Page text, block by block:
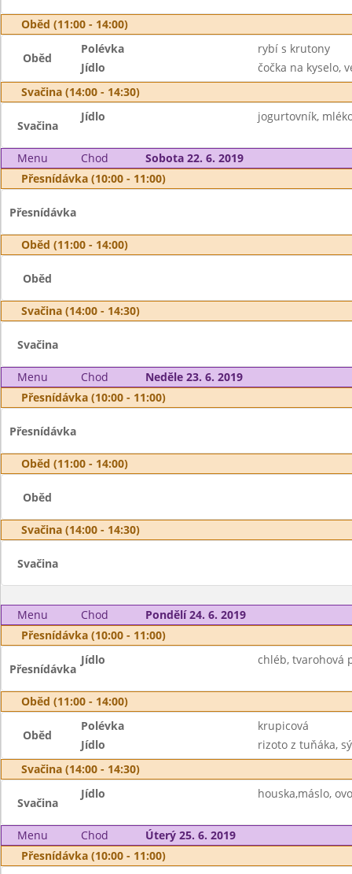
Oběd (11:00 - 14:00)
Oběd
Polévka
rybí s krutony
Jídlo
čočka na kyselo,
Svačina (14:00 - 14:30)
Svačina
Jídlo jogurtovník,
Menu Chod
Sobota 22. 6. 2019
Přesnídávka (10:00 - 11:00)
Přesnídávka
Oběd (11:00 - 14:00)
Oběd
Svačina (14:00 - 14:30)
Svačina
Menu Chod
Neděle 23. 6. 2019
Přesnídávka (10:00 - 11:00)
Přesnídávka
Oběd (11:00 - 14:00)
Oběd
Svačina (14:00 - 14:30)
Svačina
Menu Chod
Pondělí 24. 6. 2019
Přesnídávka (10:00 - 11:00)
Přesnídávka
Jídlo chléb, tvarohová
Oběd (11:00 - 14:00)
Oběd
Polévka
krupicová
Jídlo
rizoto z tuňáka,
Svačina (14:00 - 14:30)
Svačina
Jídlo houska,máslo,
Menu Chod
Úterý 25. 6. 2019
Přesnídávka (10:00 - 11:00)